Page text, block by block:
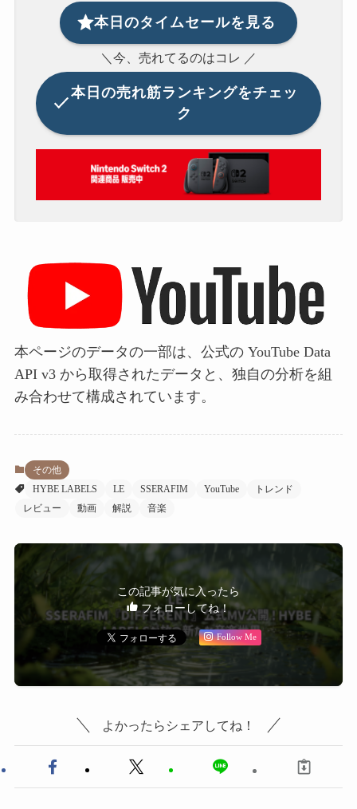
本日のタイムセールを見る
＼今、売れてるのはコレ ／
本日の売れ筋ランキングをチェッ
ク
本ページのデータの一部は、公式の YouTube Data
API v3 から取得されたデータと、独自の分析を組
み合わせて構成されています。
その他
HYBE LABELS
LE SSERAFIM YouTube
トレンド
レビュー
動画 解説 音楽
この記事が気に入ったら
フォローしてね！
Follow Me
よかったらシェアしてね！